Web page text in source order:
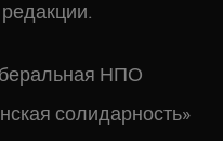
НПО
солидарность»